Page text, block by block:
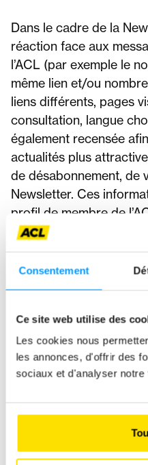
Consentement
Ce site web utilise des
Les cookies nous
les annonces, d'offrir des
sociaux et d'analyser notre
Dans le cadre de la
réaction face aux
l’ACL (par exemple le
même lien et/ou
liens différents, pages
consultation, langue
également recensée
actualités plus
de désabonnement, de
Newsletter. Ces
profil de membre de
de l’ACL) et utilisées
ces informations pour
campagnes
Dans le cadre de la
prestations de services
Données Personnelles
seront traitées pour
ces services, qui font
générales spécifiques
Group.